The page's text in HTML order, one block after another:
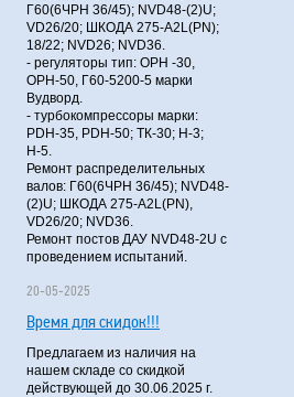
Г60(6ЧРН 36/45); NVD48-(2)U;
VD26/20; ШКОДА 275-A2L(PN);
18/22; NVD26; NVD36.
- регуляторы тип: ОРН -30,
ОРН-50, Г60-5200-5 марки
Вудворд.
- турбокомпрессоры марки:
PDH-35, PDH-50; ТК-30; Н-3;
Н-5.
Ремонт распределительных
валов: Г60(6ЧРН 36/45); NVD48-
(2)U; ШКОДА 275-A2L(PN),
VD26/20; NVD36.
Ремонт постов ДАУ NVD48-2U с
проведением испытаний.
20-05-2025
Время для скидок!!!
Предлагаем из наличия на
нашем складе со скидкой
действующей до 30.06.2025 г.